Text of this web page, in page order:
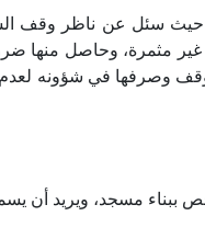
حيث سئل عن ناظر وقف
مثمرة، وحاصل منها
وصرفها في شؤونه لعدم
ببناء مسجد، ويريد أن